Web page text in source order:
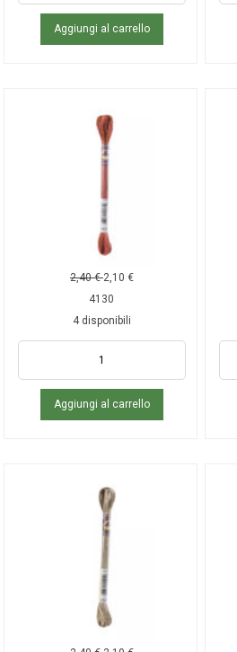
Aggiungi al carrello
2,40€ 2,10 €
4130
4 disponibili
Aggiungi al carrello